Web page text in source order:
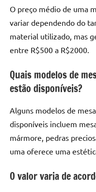
O preço médio de uma
variar dependendo do
material utilizado, mas
entre R$500 a R$2000.
Quais modelos de
estão disponíveis?
Alguns modelos de
disponíveis incluem
mármore, pedras
uma oferece uma
O valor varia de